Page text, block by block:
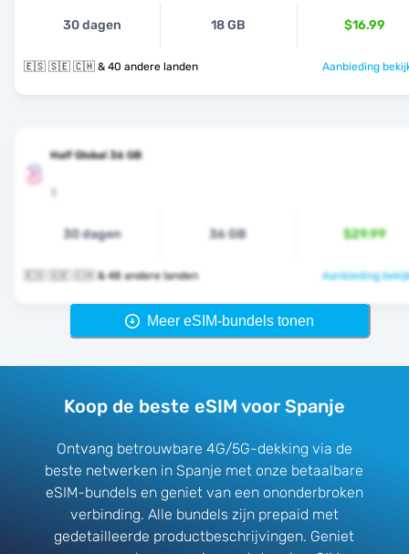
30 dagen 18 GB $16.99
🇪🇸 🇸🇪 🇨🇭 & 40 andere landen Aanbieding
Half Global 36 GB
30 dagen 36 GB $29.99
🇪🇸 🇸🇪 🇨🇭 & 48 andere landen Aanbieding
Meer eSIM-bundels tonen
Koop de beste eSIM voor Spanje
Ontvang betrouwbare 4G/5G-dekking via de
beste netwerken in Spanje met onze betaalbare
eSIM-bundels en geniet van een ononderbroken
verbinding. Alle bundels zijn prepaid met
gedetailleerde productbeschrijvingen. Geniet